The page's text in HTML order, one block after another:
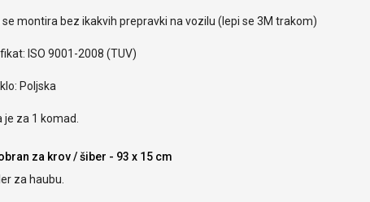
se montira bez ikakvih prepravki na vozilu (lepi se 3M trakom)
ISO 9001-2008 (TUV)
Poljska
je za 1 komad.
za krov / šiber - 93 x 15 cm
za haubu.